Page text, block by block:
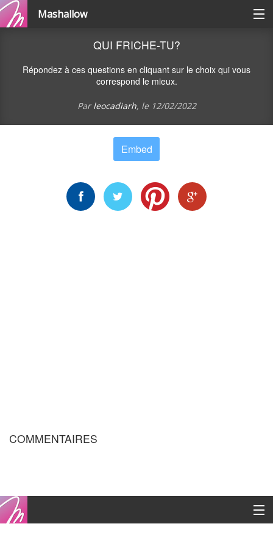
Mashallow
Se connecter / s'inscrire
Créer un quizz
QUI FRICHE-TU?
Répondez à ces questions en cliquant sur le choix qui vous
correspond le mieux.
Par leocadiarh, le 12/02/2022
Embed
COMMENTAIRES